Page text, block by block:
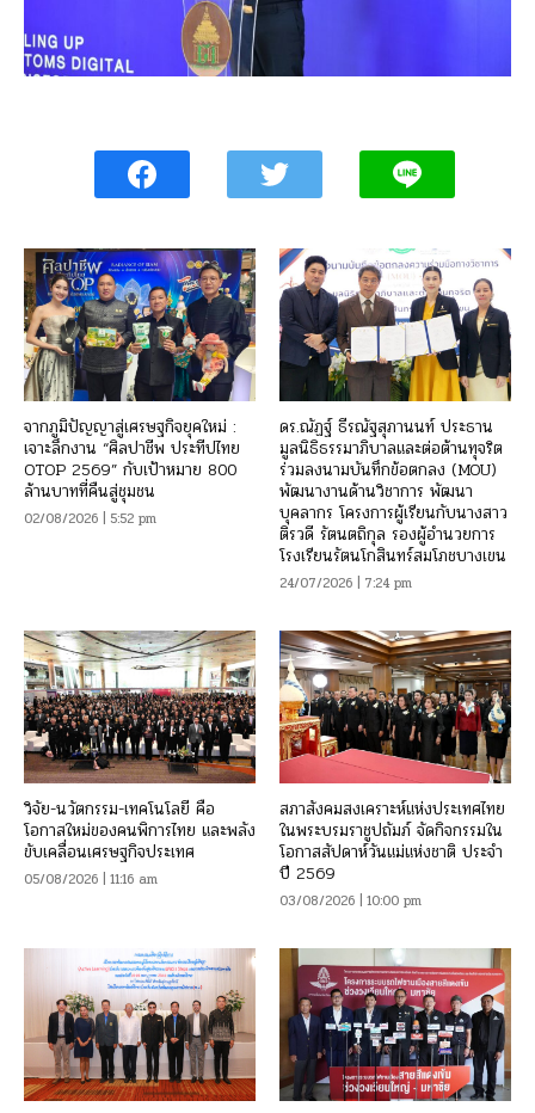
จากภูมิปัญญาสู่เศรษฐกิจยุคใหม่ :
เจาะลึกงาน “ศิลปาชีพ ประทีปไทย
OTOP 2569” กับเป้าหมาย 800
ล้านบาทที่คืนสู่ชุมชน
02/08/2026 | 5:52 pm
ดร.ณัฏฐ์ ธีรณัฐสุภานนท์ ประธาน
มูลนิธิธรรมาภิบาลและต่อต้านทุจริต
ร่วมลงนามบันทึกข้อตกลง (MOU)
พัฒนางานด้านวิชาการ พัฒนา
บุคลากร โครงการผู้เรียนกับนางสาว
ติรวดี รัตนตถิกุล รองผู้อำนวยการ
โรงเรียนรัตนโกสินทร์สมโภชบางเขน
24/07/2026 | 7:24 pm
วิจัย-นวัตกรรม-เทคโนโลยี คือ
โอกาสใหม่ของคนพิการไทย และพลัง
ขับเคลื่อนเศรษฐกิจประเทศ
05/08/2026 | 11:16 am
สภาสังคมสงเคราะห์แห่งประเทศไทย
ในพระบรมราชูปถัมภ์ จัดกิจกรรมใน
โอกาสสัปดาห์วันแม่แห่งชาติ ประจำ
ปี 2569
03/08/2026 | 10:00 pm